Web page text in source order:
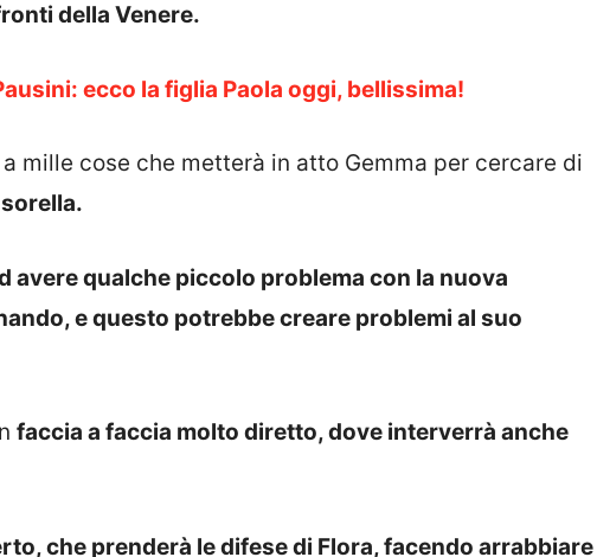
della Venere.
ecco la figlia Paola oggi, bellissima!
mille cose che metterà in atto Gemma per cercare di
avere qualche piccolo problema con la nuova
e questo potrebbe creare problemi al suo
faccia a faccia molto diretto, dove interverrà anche
che prenderà le difese di Flora, facendo arrabbiare